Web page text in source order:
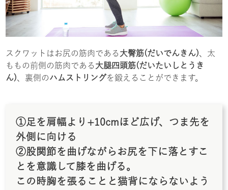
スクワットはお尻の筋肉である 大臀筋(だいでんきん) 、太
ももの前側の筋肉である 大腿四頭筋(だいたいしとうき
ん) 、裏側のハムストリングを鍛えることができます。
①足を肩幅より+10cmほど広げ、つま先を
外側に向ける
②股関節を曲げながらお尻を下に落とすこ
とを意識して膝を曲げる。
この時胸を張ることと猫背にならないよう